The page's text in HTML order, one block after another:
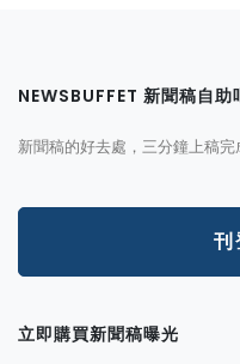
NEWSBUFFET 新聞稿自助
新聞稿的好去處，三分鐘上稿
刊
立即購買新聞稿曝光